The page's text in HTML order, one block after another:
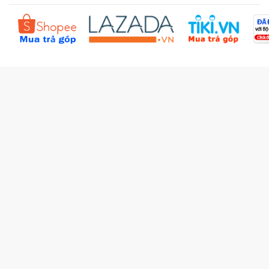
Câu hỏi thường gặp (FAQs)
Kiểm tra đơn hàng
Đặt hàng theo yêu cầu